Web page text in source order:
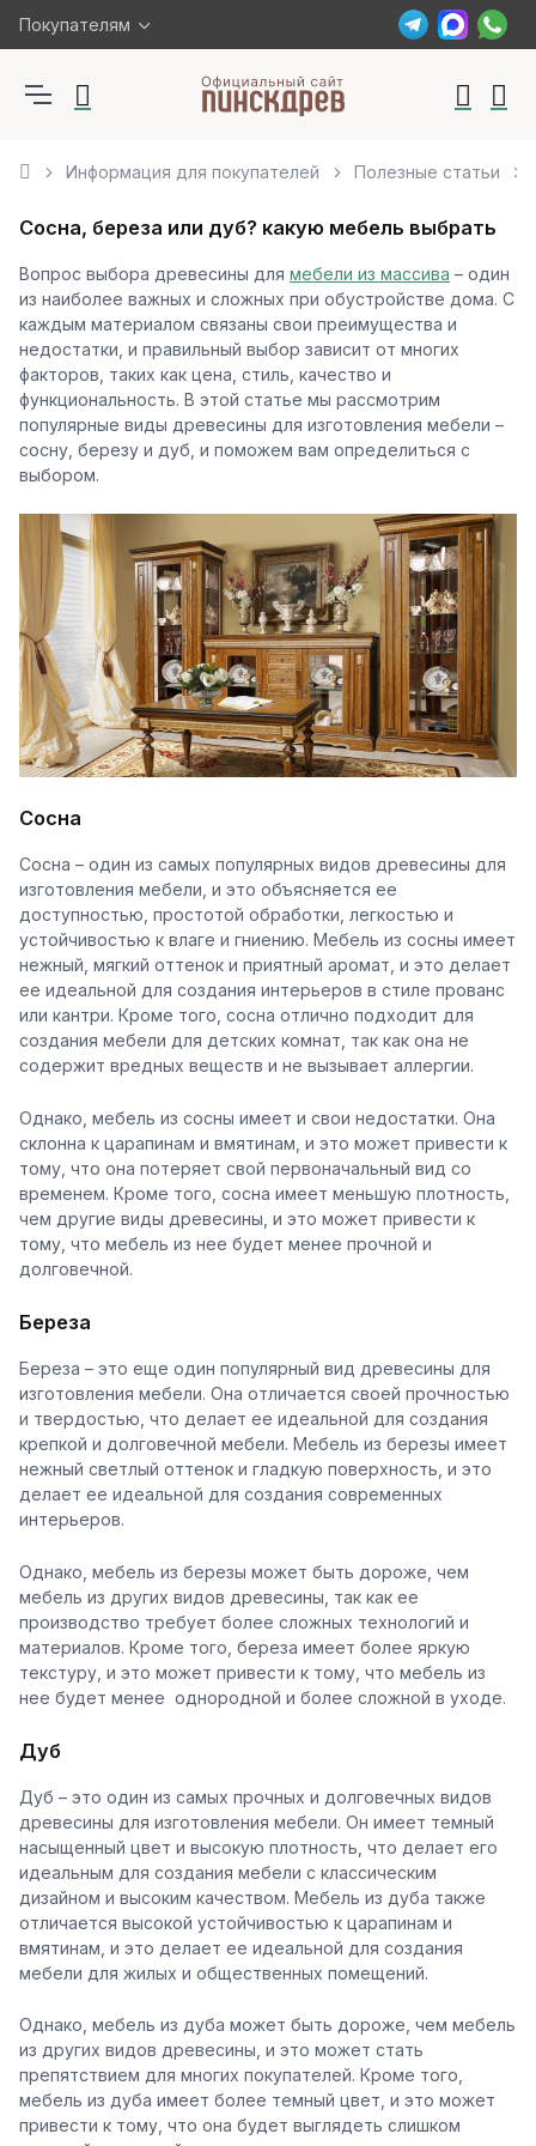
Покупателям
Информация для покупателей Полезные статьи
Сосна, береза или дуб? какую мебель выбрать
Вопрос выбора древесины для мебели из массива – один
из наиболее важных и сложных при обустройстве дома. С
каждым материалом связаны свои преимущества и
недостатки, и правильный выбор зависит от многих
факторов, таких как цена, стиль, качество и
функциональность. В этой статье мы рассмотрим
популярные виды древесины для изготовления мебели –
сосну, березу и дуб, и поможем вам определиться с
выбором.
Сосна
Сосна – один из самых популярных видов древесины для
изготовления мебели, и это объясняется ее
доступностью, простотой обработки, легкостью и
устойчивостью к влаге и гниению. Мебель из сосны имеет
нежный, мягкий оттенок и приятный аромат, и это делает
ее идеальной для создания интерьеров в стиле прованс
или кантри. Кроме того, сосна отлично подходит для
создания мебели для детских комнат, так как она не
содержит вредных веществ и не вызывает аллергии.
Однако, мебель из сосны имеет и свои недостатки. Она
склонна к царапинам и вмятинам, и это может привести к
тому, что она потеряет свой первоначальный вид со
временем. Кроме того, сосна имеет меньшую плотность,
чем другие виды древесины, и это может привести к
тому, что мебель из нее будет менее прочной и
долговечной.
Береза
Береза – это еще один популярный вид древесины для
изготовления мебели. Она отличается своей прочностью
и твердостью, что делает ее идеальной для создания
крепкой и долговечной мебели. Мебель из березы имеет
нежный светлый оттенок и гладкую поверхность, и это
делает ее идеальной для создания современных
интерьеров.
Однако, мебель из березы может быть дороже, чем
мебель из других видов древесины, так как ее
производство требует более сложных технологий и
материалов. Кроме того, береза имеет более яркую
текстуру, и это может привести к тому, что мебель из
нее будет менее однородной и более сложной в уходе.
Дуб
Дуб – это один из самых прочных и долговечных видов
древесины для изготовления мебели. Он имеет темный
насыщенный цвет и высокую плотность, что делает его
идеальным для создания мебели с классическим
дизайном и высоким качеством. Мебель из дуба также
отличается высокой устойчивостью к царапинам и
вмятинам, и это делает ее идеальной для создания
мебели для жилых и общественных помещений.
Однако, мебель из дуба может быть дороже, чем мебель
из других видов древесины, и это может стать
препятствием для многих покупателей. Кроме того,
мебель из дуба имеет более темный цвет, и это может
привести к тому, что она будет выглядеть слишком